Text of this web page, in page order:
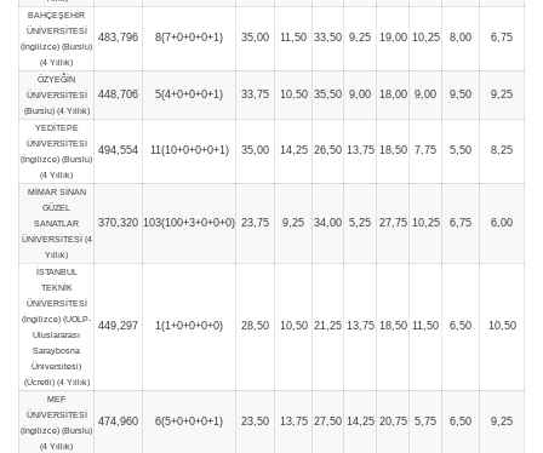
BAHÇEŞEHİR
ÜNİVERSİTESİ
(İngilizce) (Burslu)
(4 Yıllık)
483,796 8(7+0+0+0+1) 35,00 11,50 33,50 9,25 19,00 10,25 8,00 6,75
ÖZYEĞİN
ÜNİVERSİTESİ
(Burslu) (4 Yıllık)
448,706 5(4+0+0+0+1) 33,75 10,50 35,50 9,00 18,00 9,00 9,50 9,25
YEDİTEPE
ÜNİVERSİTESİ
(İngilizce) (Burslu)
(4 Yıllık)
494,554 11(10+0+0+0+1) 35,00 14,25 26,50 13,75 18,50 7,75 5,50 8,25
MİMAR SİNAN
GÜZEL
SANATLAR
ÜNİVERSİTESİ (4
Yıllık)
370,320 103(100+3+0+0+0) 23,75 9,25 34,00 5,25 27,75 10,25 6,75 6,00
İSTANBUL
TEKNİK
ÜNİVERSİTESİ
(İngilizce) (UOLP-
Uluslararası
Saraybosna
Üniversitesi)
(Ücretli) (4 Yıllık)
449,297 1(1+0+0+0+0) 28,50 10,50 21,25 13,75 18,50 11,50 6,50 10,50
MEF
ÜNİVERSİTESİ
(İngilizce) (Burslu)
(4 Yıllık)
474,960 6(5+0+0+0+1) 23,50 13,75 27,50 14,25 20,75 5,75 6,50 9,25